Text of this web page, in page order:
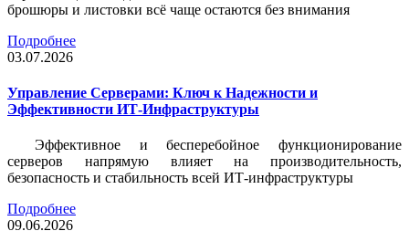
брошюры и листовки всё чаще остаются без внимания
Подробнее
03.07.2026
Управление Серверами: Ключ к Надежности и
Эффективности ИТ-Инфраструктуры
Эффективное и бесперебойное функционирование
серверов напрямую влияет на производительность,
безопасность и стабильность всей ИТ-инфраструктуры
Подробнее
09.06.2026